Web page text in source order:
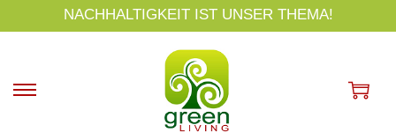
p
NACHHALTIGKEIT IST UNSER THEMA!